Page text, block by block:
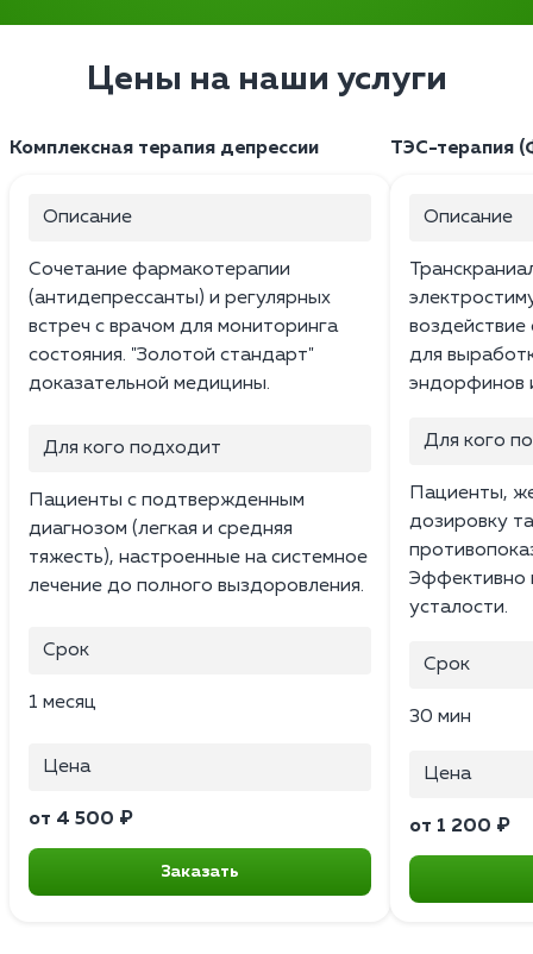
Цены на наши услуги
Комплексная терапия депрессии
Описание
Сочетание фармакотерапии
(антидепрессанты) и регулярных
встреч с врачом для мониторинга
состояния. "Золотой стандарт"
доказательной медицины.
Для кого подходит
Пациенты с подтвержденным
диагнозом (легкая и средняя
тяжесть), настроенные на системное
лечение до полного выздоровления.
Срок
1 месяц
Цена
от 4 500 ₽
Заказать
ТЭС-терапия
Описание
воздействие
для
эндорфинов
Для кого
Пациенты,
дозировку
Эффективно
усталости.
Срок
30 мин
Цена
от 1 200 ₽